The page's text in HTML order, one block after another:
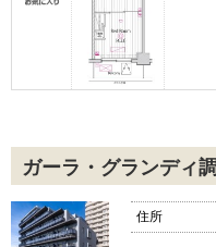
ガーラ・グランディ
住所